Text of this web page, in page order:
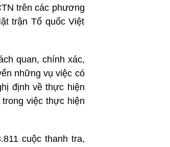
trên các phương
trận Tổ quốc Việt
quan, chính xác,
những vụ việc có
định về thực hiện
việc thực hiện
cuộc thanh tra,